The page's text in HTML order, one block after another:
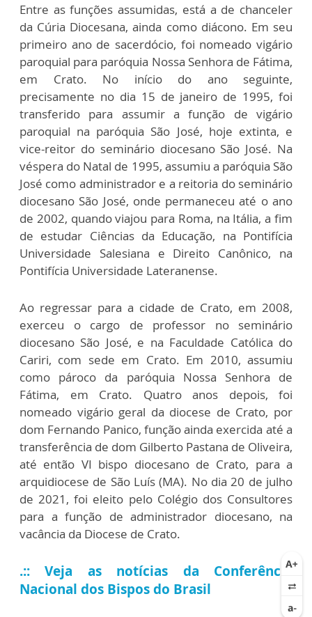
Entre as funções assumidas, está a de chanceler
da Cúria Diocesana, ainda como diácono. Em seu
primeiro ano de sacerdócio, foi nomeado vigário
paroquial para paróquia Nossa Senhora de Fátima,
em Crato. No início do ano seguinte,
precisamente no dia 15 de janeiro de 1995, foi
transferido para assumir a função de vigário
paroquial na paróquia São José, hoje extinta, e
vice-reitor do seminário diocesano São José. Na
véspera do Natal de 1995, assumiu a paróquia São
José como administrador e a reitoria do seminário
diocesano São José, onde permaneceu até o ano
de 2002, quando viajou para Roma, na Itália, a fim
de estudar Ciências da Educação, na Pontifícia
Universidade Salesiana e Direito Canônico, na
Pontifícia Universidade Lateranense.
Ao regressar para a cidade de Crato, em 2008,
exerceu o cargo de professor no seminário
diocesano São José, e na Faculdade Católica do
Cariri, com sede em Crato. Em 2010, assumiu
como pároco da paróquia Nossa Senhora de
Fátima, em Crato. Quatro anos depois, foi
nomeado vigário geral da diocese de Crato, por
dom Fernando Panico, função ainda exercida até a
transferência de dom Gilberto Pastana de Oliveira,
até então VI bispo diocesano de Crato, para a
arquidiocese de São Luís (MA). No dia 20 de julho
de 2021, foi eleito pelo Colégio dos Consultores
para a função de administrador diocesano, na
vacância da Diocese de Crato.
.:: Veja as notícias da Conferência
Nacional dos Bispos do Brasil